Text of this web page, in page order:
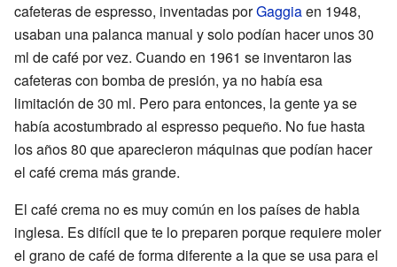
cafeteras de espresso, inventadas porGaggiaen 1948,
usaban una palanca manual y solo podían hacer unos 30
ml de café por vez. Cuando en 1961 se inventaron las
cafeteras con bomba de presión, ya no había esa
limitación de 30 ml. Pero para entonces, la gente ya se
había acostumbrado al espresso pequeño. No fue hasta
los años 80 que aparecieron máquinas que podían hacer
el café crema más grande.
El café crema no es muy común en los países de habla
inglesa. Es difícil que te lo preparen porque requiere moler
el grano de café de forma diferente a la que se usa para el